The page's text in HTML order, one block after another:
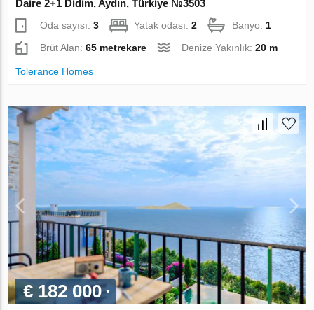
Daire 2+1 Didim, Aydın, Türkiye №3503
Oda sayısı:3 Yatak odası:2 Banyo: 1
Brüt Alan:65 metrekare Denize Yakınlık:20 m
Tolerance Homes
€ 182 000